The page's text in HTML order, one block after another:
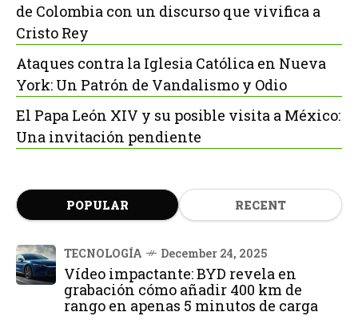
de Colombia con un discurso que vivifica a
Cristo Rey
Ataques contra la Iglesia Católica en Nueva
York: Un Patrón de Vandalismo y Odio
El Papa León XIV y su posible visita a México:
Una invitación pendiente
POPULAR RECENT
TECNOLOGÍA December 24, 2025
Vídeo impactante: BYD revela en
grabación cómo añadir 400 km de
rango en apenas 5 minutos de carga